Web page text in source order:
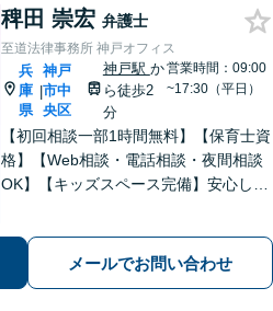
稗田 崇宏 弁護士
至道法律事務所 神戸オフィス
兵
庫
県
|
神戸
市中
央区
神戸駅 か
ら徒歩2
分
営業時間：09:00
~17:30（平日）
【初回相談一部1時間無料】【保育士資
格】【Web相談・電話相談・夜間相談
OK】【キッズスペース完備】安心して
も・熟年・不貞・モラハラ）◇相続
（限定承認等も）◇行政（いじめ・学
メールでお問い合わせ